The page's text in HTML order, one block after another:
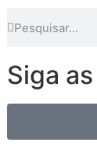
Siga